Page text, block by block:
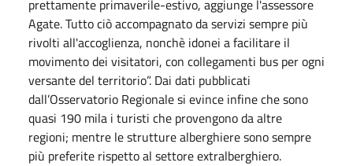
prettamente primaverile-estivo, aggiunge l'assessore
Agate. Tutto ciò accompagnato da servizi sempre più
rivolti all'accoglienza, nonchè idonei a facilitare il
movimento dei visitatori, con collegamenti bus per ogni
versante del territorio”. Dai dati pubblicati
dall’Osservatorio Regionale si evince infine che sono
quasi 190 mila i turisti che provengono da altre
regioni; mentre le strutture alberghiere sono sempre
più preferite rispetto al settore extralberghiero.